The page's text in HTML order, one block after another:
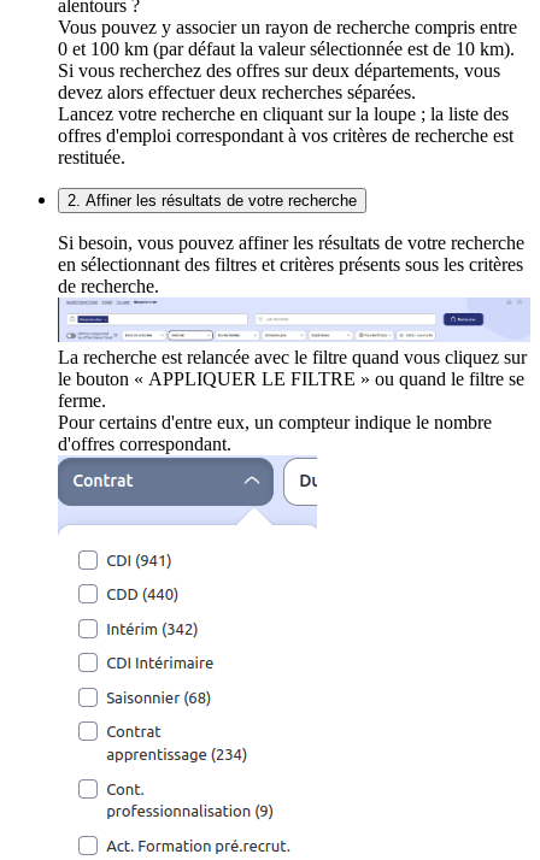
alentours ?
Vous pouvez y associer un rayon de recherche compris entre
0 et 100 km (par défaut la valeur sélectionnée est de 10 km).
Si vous recherchez des offres sur deux départements, vous
devez alors effectuer deux recherches séparées.
Lancez votre recherche en cliquant sur la loupe ; la liste des
offres d'emploi correspondant à vos critères de recherche est
restituée.
2. Affiner les résultats de votre recherche
Si besoin, vous pouvez affiner les résultats de votre recherche
en sélectionnant des filtres et critères présents sous les critères
de recherche.
La recherche est relancée avec le filtre quand vous cliquez sur
le bouton « APPLIQUER LE FILTRE » ou quand le filtre se
ferme.
Pour certains d'entre eux, un compteur indique le nombre
d'offres correspondant.